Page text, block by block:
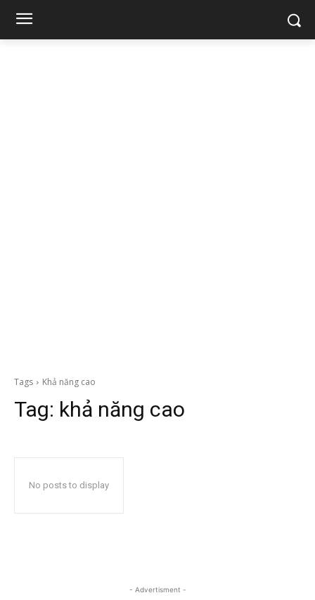
Tags Khả năng cao
Tag: khả năng cao
No posts to display
- Advertisment -